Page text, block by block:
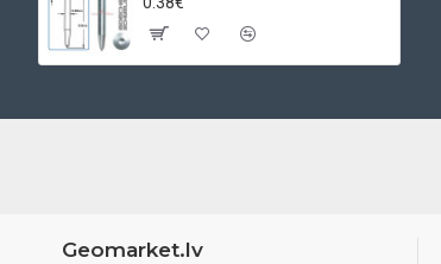
Geomarket.lv